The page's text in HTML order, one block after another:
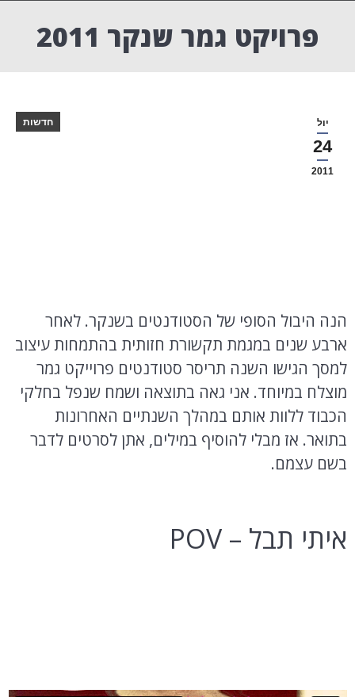
פרויקט גמר שנקר 2011
יול
24
2011
חדשות
הנה היבול הסופי של הסטודנטים בשנקר. לאחר
ארבע שנים במגמת תקשורת חזותית בהתמחות עיצוב
למסך הגישו השנה תריסר סטודנטים פרוייקט גמר
מוצלח במיוחד. אני גאה בתוצאה ושמח שנפל בחלקי
הכבוד ללוות אותם במהלך השנתיים האחרונות
בתואר. אז מבלי להוסיף במילים, אתן לסרטים לדבר
בשם עצמם.
איתי תבל – POV